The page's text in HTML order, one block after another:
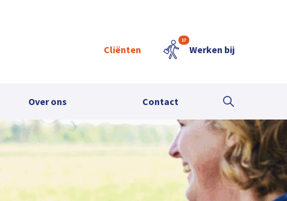
Cliënten
17
Werken bij
Over ons Contact